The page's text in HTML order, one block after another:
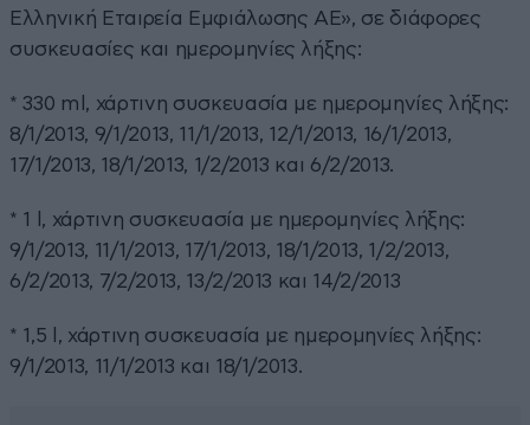
Ελληνική Εταιρεία Εμφιάλωσης ΑΕ», σε διάφορες
συσκευασίες και ημερομηνίες λήξης:
* 330 ml, χάρτινη συσκευασία με ημερομηνίες λήξης:
8/1/2013, 9/1/2013, 11/1/2013, 12/1/2013, 16/1/2013,
17/1/2013, 18/1/2013, 1/2/2013 και 6/2/2013.
* 1 l, χάρτινη συσκευασία με ημερομηνίες λήξης:
9/1/2013, 11/1/2013, 17/1/2013, 18/1/2013, 1/2/2013,
6/2/2013, 7/2/2013, 13/2/2013 και 14/2/2013
* 1,5 l, χάρτινη συσκευασία με ημερομηνίες λήξης:
9/1/2013, 11/1/2013 και 18/1/2013.